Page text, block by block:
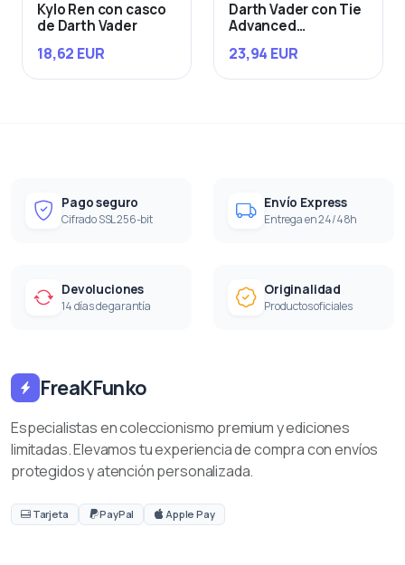
Kylo Ren con casco
de Darth Vader
18,62 EUR
Darth Vader con Tie
Advanced
23,94 EUR
Pago seguro
Cifrado SSL 256-bit
Envío Express
Entrega en 24/48h
Devoluciones
14 días de garantía
Originalidad
Productos oficiales
FreaKFunko
Especialistas en coleccionismo premium y ediciones
limitadas. Elevamos tu experiencia de compra con envíos
protegidos y atención personalizada.
Tarjeta PayPal Apple Pay